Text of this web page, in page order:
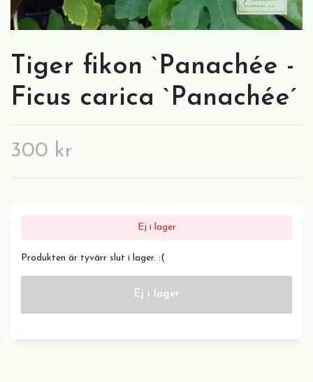
Tiger fikon `Panachée -
Ficus carica `Panachée´
300 kr
Ej i lager
Produkten är tyvärr slut i lager. :(
Ej i lager